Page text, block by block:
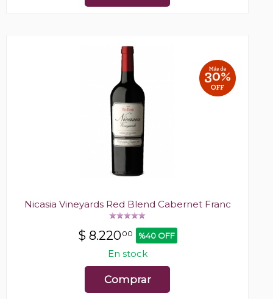
Nicasia Vineyards Red Blend Cabernet Franc
$ 8.22000 %40 OFF
En stock
Comprar